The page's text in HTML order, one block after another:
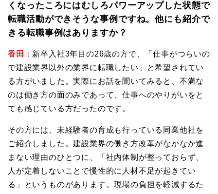
くなったころにはむしろパワーアップした状態で
転職活動ができそうな事例ですね。他にも紹介で
きる転職事例はありますか？
香田
：新卒入社3年目の26歳の方で、「仕事がつらいの
で建設業界以外の業界に転職したい」と希望されてい
る方がいました。実際にお話を聞いてみると、不満な
のは働き方の面のみであって、仕事へのやりがいをと
ても感じている方だったのです。
その方には、未経験者の育成も行っている同業他社を
ご紹介しました。建設業界の働き方改革がなかなか進
まない理由のひとつに、「社内体制が整っておらず、
人が定着しないことで慢性的に人材不足が起きてい
る」というものがあります。現場の負担を軽減するた